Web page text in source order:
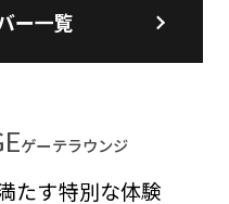
ー一覧
ゲーテラウンジ
たす特別な体験